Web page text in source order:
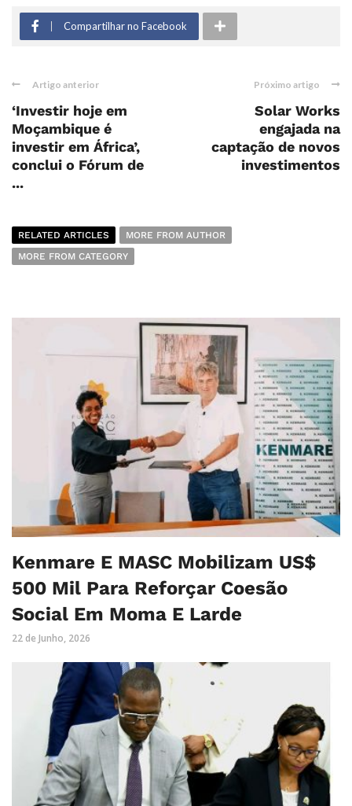
Compartilhar no Facebook
Artigo anterior
‘Investir hoje em
Moçambique é
investir em África’,
conclui o Fórum de
...
Próximo artigo
Solar Works
engajada na
captação de novos
investimentos
RELATED ARTICLES
MORE FROM AUTHOR
MORE FROM CATEGORY
Kenmare E MASC Mobilizam US$
500 Mil Para Reforçar Coesão
Social Em Moma E Larde
22 de Junho, 2026